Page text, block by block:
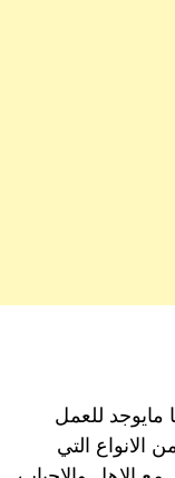
مايوجد للعمل
الانواع التي